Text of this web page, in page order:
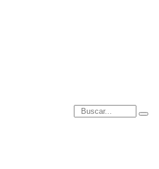
Introduce términos de